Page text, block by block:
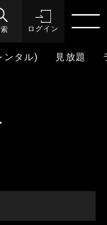
ログイン
ンタル) 見放題